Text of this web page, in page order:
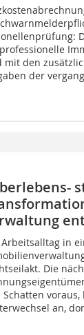
mit den
der
Arbeitsalltag in
Die
Schatten
an,